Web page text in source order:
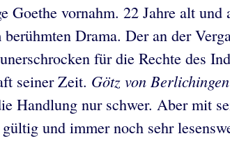
Goethe vornahm. 22 Jahre alt
Drama. Der an der
für die Rechte des
seiner Zeit. Götz von Berlichingen
Handlung nur schwer. Aber mit
und immer noch sehr